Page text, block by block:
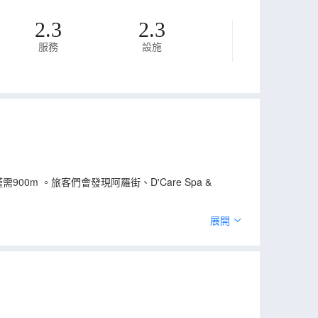
2.3
服務
2.3
設施
900m 。旅客們會發現阿羅街、D'Care Spa &
理）會供應一流的推薦美味chermoula chicken，展開